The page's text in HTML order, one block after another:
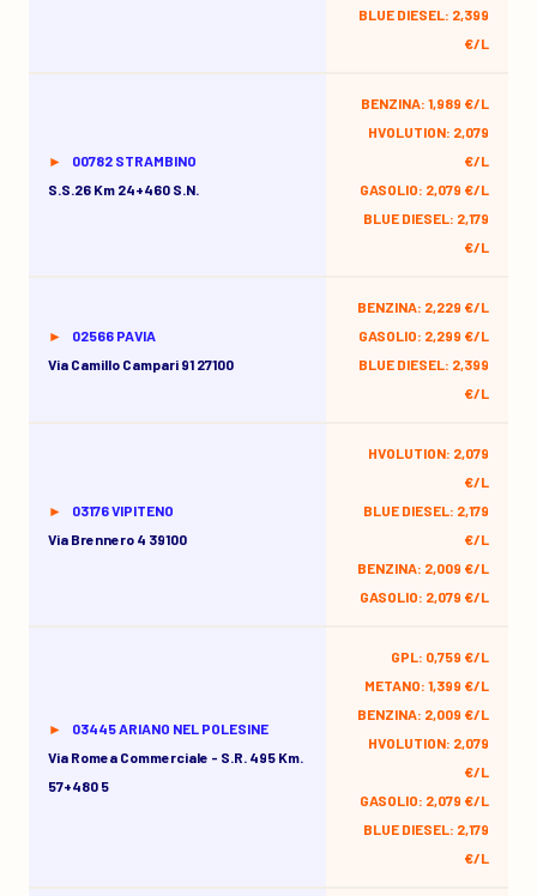
BLUE DIESEL: 2,399
€/L
00782 STRAMBINO
S.s.26 Km 24+460 S.n.
BENZINA: 1,989 €/L
HVOLUTION: 2,079
€/L
GASOLIO: 2,079 €/L
BLUE DIESEL: 2,179
€/L
02566 PAVIA
Via Camillo Campari 91 27100
BENZINA: 2,229 €/L
GASOLIO: 2,299 €/L
BLUE DIESEL: 2,399
€/L
03176 VIPITENO
Via Brennero 4 39100
HVOLUTION: 2,079
€/L
BLUE DIESEL: 2,179
€/L
BENZINA: 2,009 €/L
GASOLIO: 2,079 €/L
03445 ARIANO NEL POLESINE
Via Romea Commerciale - S.r. 495 Km.
57+480 5
GPL: 0,759 €/L
METANO: 1,399 €/L
BENZINA: 2,009 €/L
HVOLUTION: 2,079
€/L
GASOLIO: 2,079 €/L
BLUE DIESEL: 2,179
€/L